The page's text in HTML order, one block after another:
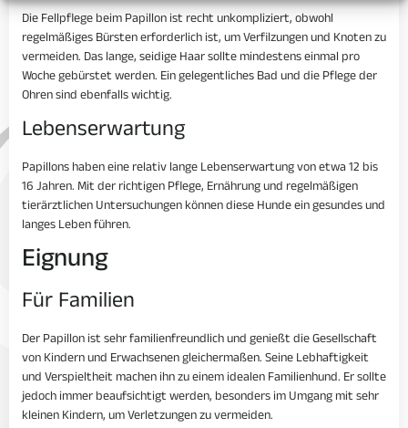
Die Fellpflege beim Papillon ist recht unkompliziert, obwohl
regelmäßiges Bürsten erforderlich ist, um Verfilzungen und Knoten zu
vermeiden. Das lange, seidige Haar sollte mindestens einmal pro
Woche gebürstet werden. Ein gelegentliches Bad und die Pflege der
Ohren sind ebenfalls wichtig.
Lebenserwartung
Papillons haben eine relativ lange Lebenserwartung von etwa 12 bis
16 Jahren. Mit der richtigen Pflege, Ernährung und regelmäßigen
tierärztlichen Untersuchungen können diese Hunde ein gesundes und
langes Leben führen.
Eignung
Für Familien
Der Papillon ist sehr familienfreundlich und genießt die Gesellschaft
von Kindern und Erwachsenen gleichermaßen. Seine Lebhaftigkeit
und Verspieltheit machen ihn zu einem idealen Familienhund. Er sollte
jedoch immer beaufsichtigt werden, besonders im Umgang mit sehr
kleinen Kindern, um Verletzungen zu vermeiden.